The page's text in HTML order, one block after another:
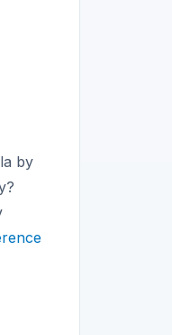
by